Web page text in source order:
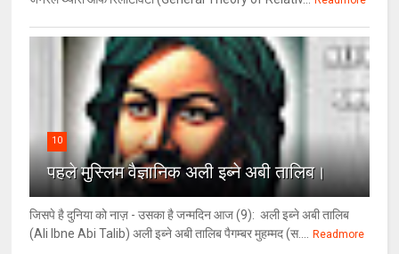
10
पहले मुस्लिम वैज्ञानिक अली इब्ने अबी तालिब।
जिसपे है दुनिया को नाज़ - उसका है जन्मदिन आज (9): अली इब्ने अबी तालिब
(Ali Ibne Abi Talib) अली इब्ने अबी तालिब पैगम्बर मुहम्मद (स....
Readmore